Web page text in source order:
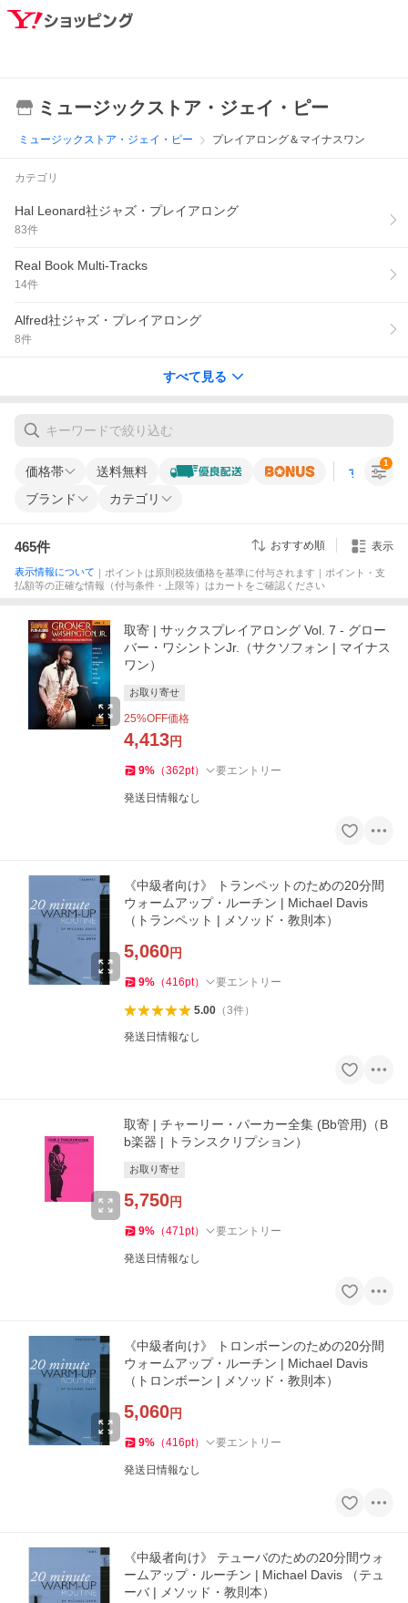
ミュージックストア・ジェイ・ピー
ミュージックストア・ジェイ・ピー プレイアロング＆マイナスワン
カテゴリ
Hal Leonard社ジャズ・プレイアロング
83件
Real Book Multi-Tracks
14件
Alfred社ジャズ・プレイアロング
8件
すべて見る
価格帯 送料無料 すべての条
ブランド カテゴリ
1
465件 おすすめ順 表示
表示情報について ｜ポイントは原則税抜価格を基準に付与されます｜ポイント・支
払額等の正確な情報（付与条件・上限等）はカートをご確認ください
取寄 | サックスプレイアロング Vol. 7 - グロー
バー・ワシントンJr.（サクソフォン | マイナス
ワン）
お取り寄せ
25%OFF価格
4,413円
9% （362pt） 要エントリー
発送日情報なし
《中級者向け》 トランペットのための20分間
ウォームアップ・ルーチン | Michael Davis
（トランペット | メソッド・教則本）
5,060円
9% （416pt） 要エントリー
5.00（3件）
発送日情報なし
取寄 | チャーリー・パーカー全集 (Bb管用)（B
b楽器 | トランスクリプション）
お取り寄せ
5,750円
9% （471pt） 要エントリー
発送日情報なし
《中級者向け》 トロンボーンのための20分間
ウォームアップ・ルーチン | Michael Davis
（トロンボーン | メソッド・教則本）
5,060円
9% （416pt） 要エントリー
発送日情報なし
《中級者向け》 テューバのための20分間ウォ
ームアップ・ルーチン | Michael Davis （テュ
ーバ | メソッド・教則本）